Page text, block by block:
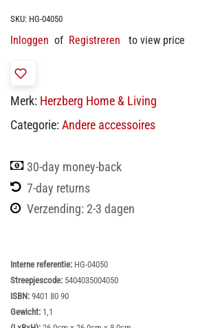
SKU: HG-04050
Inloggen of Registreren to view price
Merk: Herzberg Home & Living
Categorie: Andere accessoires
30-day money-back
7-day returns
Verzending: 2-3 dagen
Interne referentie: HG-04050
Streepjescode: 5404035004050
ISBN: 9401 80 90
Gewicht: 1,1